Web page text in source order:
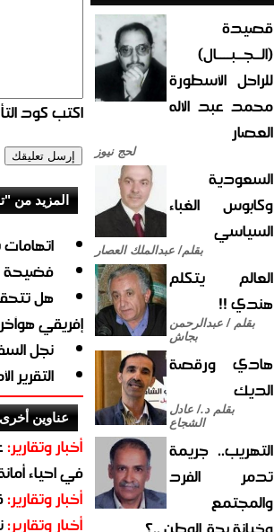
قصيدة
(الــجــبــــال)
للراحل الأسطورة
محمد عبد الاله
العصار
لحج نيوز
السعودية
وكابوس الغباء
السياسي
بقلم/ عبدالملك العصار
العالم يتكلم
هندي !!
بقلم / عبدالرحمن
بجاش
هادي ورقصة
الديك
بقلم د./ عادل
الشجاع
التهريب.. جريمة
تدمر الفرد
والمجتمع
اكتب كود
المزيد من
فضيحة
إفريقي
نجل
التقرير
عناوين أخرى
أخبار وتقارير:
في احياء
أخبار وتقارير:
أخبار وتقارير: